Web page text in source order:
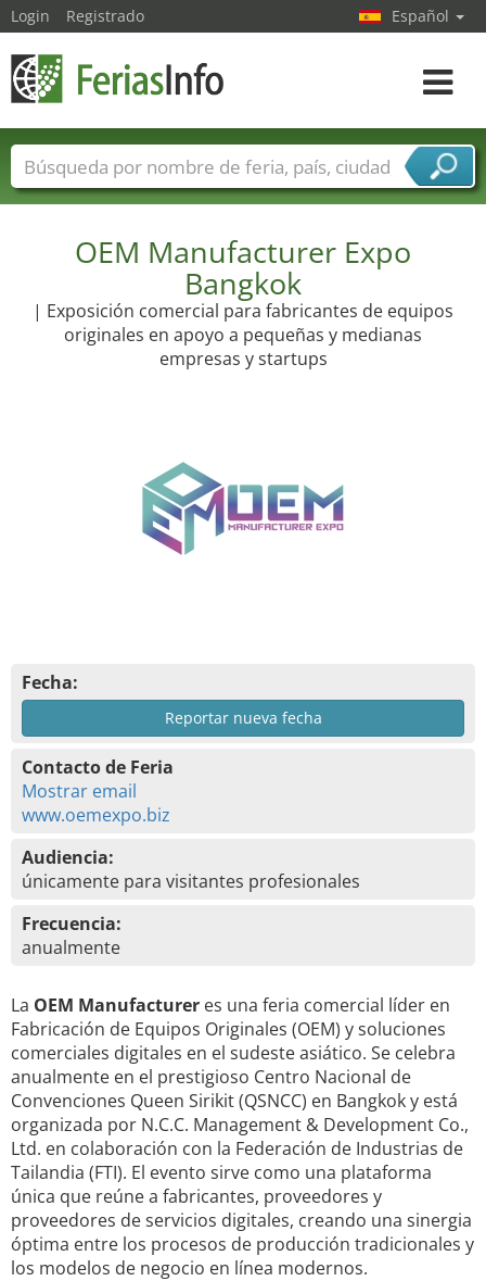
OEM Manufacturer Expo
Bangkok
| Exposición comercial para fabricantes de equipos
originales en apoyo a pequeñas y medianas
empresas y startups
Fecha:
Reportar nueva fecha
Contacto de Feria
Mostrar email
www.oemexpo.biz
Audiencia:
únicamente para visitantes profesionales
Frecuencia:
anualmente
La OEM Manufacturer es una feria comercial líder en
Fabricación de Equipos Originales (OEM) y soluciones
comerciales digitales en el sudeste asiático. Se celebra
anualmente en el prestigioso Centro Nacional de
Convenciones Queen Sirikit (QSNCC) en Bangkok y está
organizada por N.C.C. Management & Development Co.,
Ltd. en colaboración con la Federación de Industrias de
Tailandia (FTI). El evento sirve como una plataforma
única que reúne a fabricantes, proveedores y
proveedores de servicios digitales, creando una sinergia
óptima entre los procesos de producción tradicionales y
los modelos de negocio en línea modernos.
Login Registrado Español
toggle
Nombres de ferias Países
Ciudades
Sectores de proveedor de servicios